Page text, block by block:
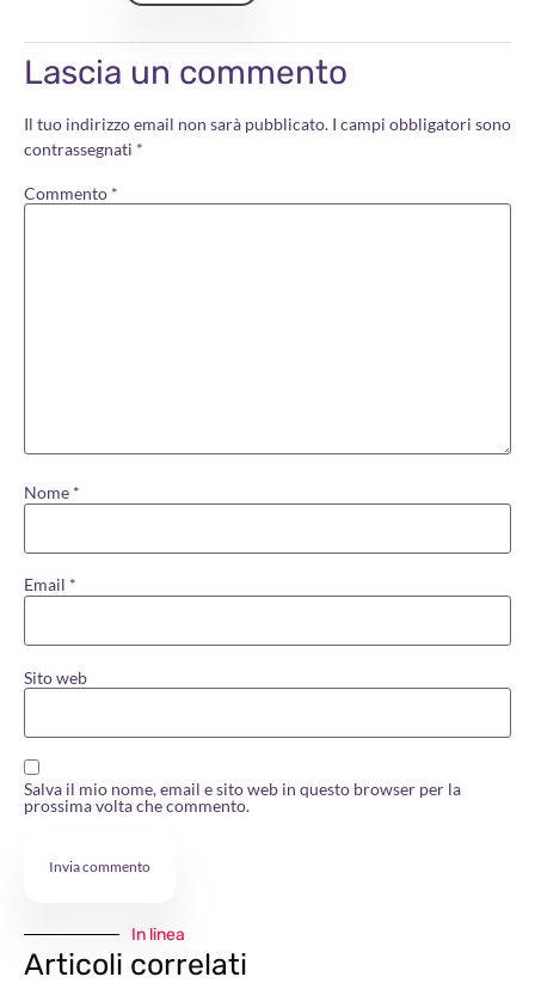
Lascia un commento
Il tuo indirizzo email non sarà pubblicato. I campi obbligatori sono
contrassegnati *
Commento *
Nome *
Email *
Sito web
Salva il mio nome, email e sito web in questo browser per la
prossima volta che commento.
In linea
Articoli correlati